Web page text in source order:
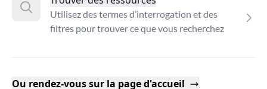
Utilisez des termes d’interrogation et des
filtres pour trouver ce que vous recherchez
Ou rendez-vous sur la page d'accueil